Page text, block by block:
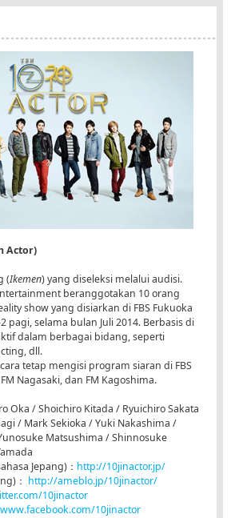
Actor)
(Ikemen) yang diseleksi melalui audisi.
beranggotakan 10 orang
show yang disiarkan di FBS Fukuoka
pagi, selama bulan Juli 2014. Berbasis di
dalam berbagai bidang, seperti
dll.
tetap mengisi program siaran di FBS
FM Nagasaki, dan FM Kagoshima.
Oka / Shoichiro Kitada / Ryuichiro Sakata
/ Mark Sekioka / Yuki Nakashima /
Matsushima / Shinnosuke
Jepang)： http://10jinactor.jp/
： http://ameblo.jp/10jinactor/
10jinactor
10jinactor